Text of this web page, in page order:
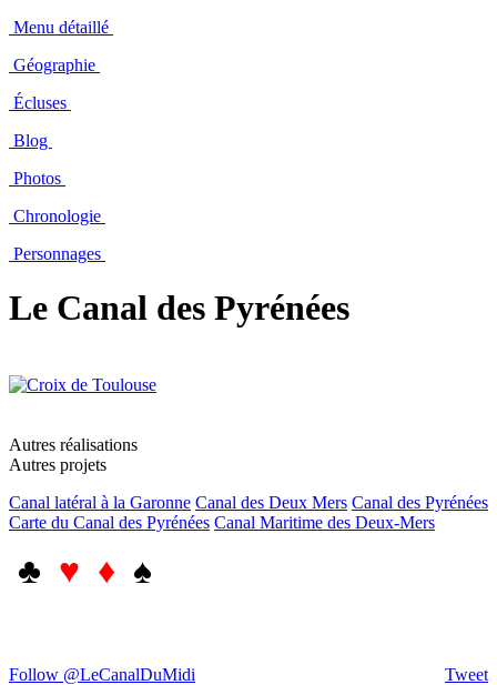
Menu détaillé
Géographie
Écluses
Blog
Photos
Chronologie
Personnages
Le Canal des Pyrénées
Autres réalisations
Autres projets
Canal latéral à la Garonne Canal des Deux Mers Canal des Pyrénées
Carte du Canal des Pyrénées Canal Maritime des Deux-Mers
♣ ♥ ♦ ♠
Tweet
Follow @LeCanalDuMidi